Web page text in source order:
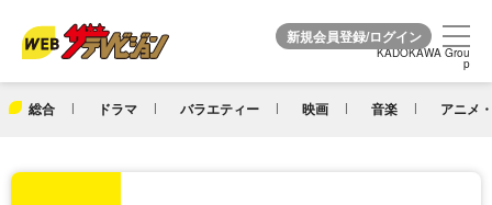
KADOKAWA Grou
p
総合 ドラマ バラエティー 映画 音楽 アニメ
KADOKAWA Grou
p